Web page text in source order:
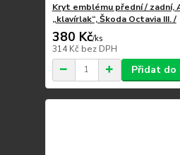
Kryt emblému přední / zadní,
„klavírlak“, Škoda Octavia III. /
380 Kč/ks
314 Kč bez DPH
Přidat do